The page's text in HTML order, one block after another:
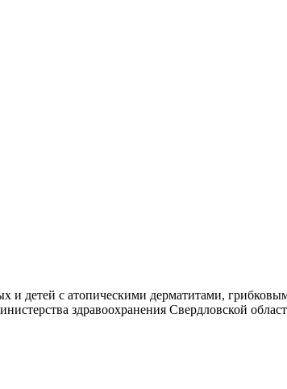
и детей с атопическими дерматитами,
здравоохранения Свердловской